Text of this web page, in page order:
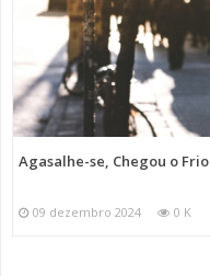
Agasalhe-se, Chegou o Frio
09 dezembro 2024 0 K